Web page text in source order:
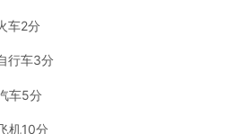
车2分
行车3分
车5分
机10分